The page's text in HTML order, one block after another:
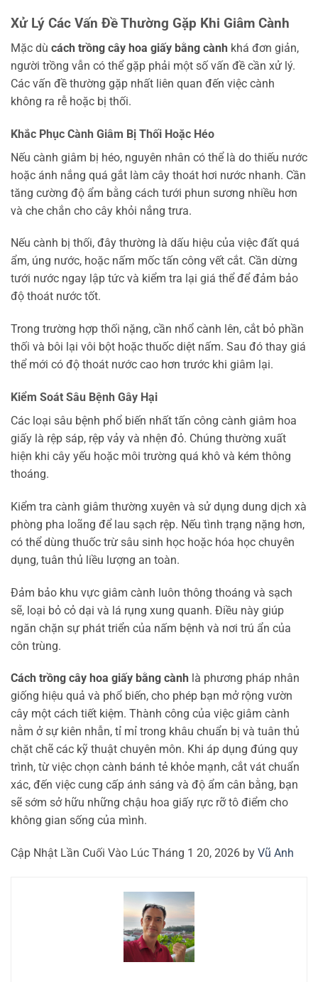
Xử Lý Các Vấn Đề Thường Gặp Khi Giâm Cành
Mặc dù cách trồng cây hoa giấy bằng cành khá đơn giản,
người trồng vẫn có thể gặp phải một số vấn đề cần xử lý.
Các vấn đề thường gặp nhất liên quan đến việc cành
không ra rễ hoặc bị thối.
Khắc Phục Cành Giâm Bị Thối Hoặc Héo
Nếu cành giâm bị héo, nguyên nhân có thể là do thiếu nước
hoặc ánh nắng quá gắt làm cây thoát hơi nước nhanh. Cần
tăng cường độ ẩm bằng cách tưới phun sương nhiều hơn
và che chắn cho cây khỏi nắng trưa.
Nếu cành bị thối, đây thường là dấu hiệu của việc đất quá
ẩm, úng nước, hoặc nấm mốc tấn công vết cắt. Cần dừng
tưới nước ngay lập tức và kiểm tra lại giá thể để đảm bảo
độ thoát nước tốt.
Trong trường hợp thối nặng, cần nhổ cành lên, cắt bỏ phần
thối và bôi lại vôi bột hoặc thuốc diệt nấm. Sau đó thay giá
thể mới có độ thoát nước cao hơn trước khi giâm lại.
Kiểm Soát Sâu Bệnh Gây Hại
Các loại sâu bệnh phổ biến nhất tấn công cành giâm hoa
giấy là rệp sáp, rệp vảy và nhện đỏ. Chúng thường xuất
hiện khi cây yếu hoặc môi trường quá khô và kém thông
thoáng.
Kiểm tra cành giâm thường xuyên và sử dụng dung dịch xà
phòng pha loãng để lau sạch rệp. Nếu tình trạng nặng hơn,
có thể dùng thuốc trừ sâu sinh học hoặc hóa học chuyên
dụng, tuân thủ liều lượng an toàn.
Đảm bảo khu vực giâm cành luôn thông thoáng và sạch
sẽ, loại bỏ cỏ dại và lá rụng xung quanh. Điều này giúp
ngăn chặn sự phát triển của nấm bệnh và nơi trú ẩn của
côn trùng.
Cách trồng cây hoa giấy bằng cành là phương pháp nhân
giống hiệu quả và phổ biến, cho phép bạn mở rộng vườn
cây một cách tiết kiệm. Thành công của việc giâm cành
nằm ở sự kiên nhẫn, tỉ mỉ trong khâu chuẩn bị và tuân thủ
chặt chẽ các kỹ thuật chuyên môn. Khi áp dụng đúng quy
trình, từ việc chọn cành bánh tẻ khỏe mạnh, cắt vát chuẩn
xác, đến việc cung cấp ánh sáng và độ ẩm cân bằng, bạn
sẽ sớm sở hữu những chậu hoa giấy rực rỡ tô điểm cho
không gian sống của mình.
Cập Nhật Lần Cuối Vào Lúc Tháng 1 20, 2026 by Vũ Anh